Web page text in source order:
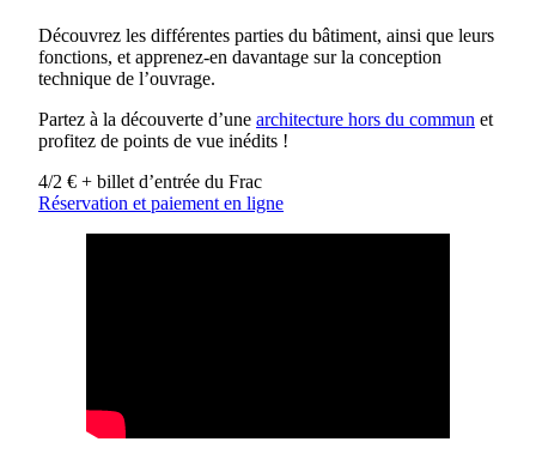
Découvrez les différentes parties du bâtiment, ainsi que leurs
fonctions, et apprenez-en davantage sur la conception
technique de l’ouvrage.
Partez à la découverte d’une architecture hors du commun et
profitez de points de vue inédits !
4/2 € + billet d’entrée du Frac
Réservation et paiement en ligne